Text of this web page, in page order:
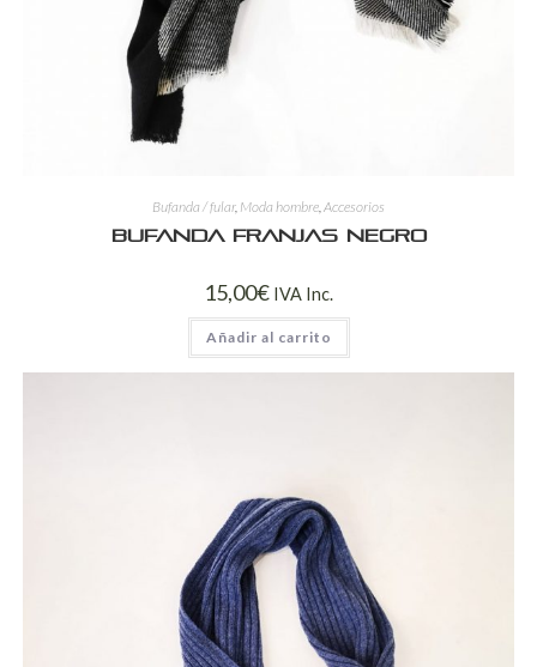
Bufanda / fular, Moda hombre Accesorios
Bufanda franjas negro
15,00€ IVA Inc.
Añadir al carrito